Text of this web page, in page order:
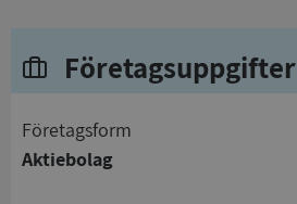
Företagsuppgifter
företagsform
Aktiebolag